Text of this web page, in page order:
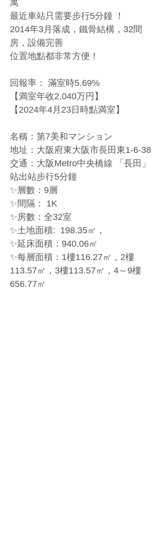
寓
最近車站只需要步行5分鐘 ！
2014年3月落成，鐵骨結構，32間
房，設備完善
位置地點都非常方便！
回報率： 滿室時5.69%
【満室年收2,040万円】
【2024年4月23日時點満室】
名稱：第7美和マンション
地址：大阪府東大阪市長田東1-6-38
交通：大阪Metro中央橋線 「長田」
站出站步行5分鐘
✨層數：9層
✨間隔： 1K
✨房數：全32室
✨土地面積:  198.35㎡，
✨延床面積：940.06㎡
✨每層面積：1樓116.27㎡，2樓
113.57㎡，3樓113.57㎡，4～9樓
656.77㎡